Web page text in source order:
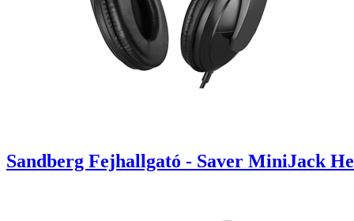
Sandberg Fejhallgató - Saver MiniJack